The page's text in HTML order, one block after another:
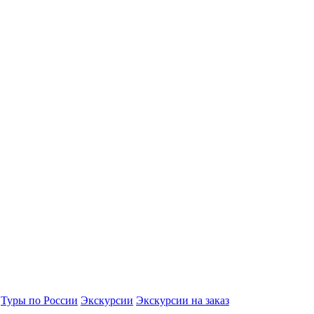
Туры по России Экскурсии Экскурсии на заказ